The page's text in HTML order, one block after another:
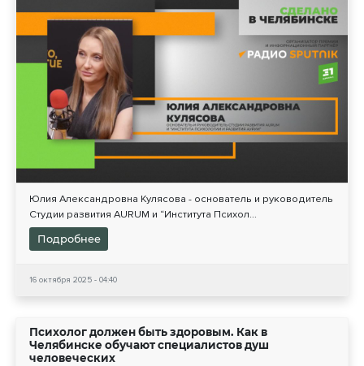
Юлия Александровна Кулясова - основатель и руководитель
Студии развития AURUM и “Института Психол...
Подробнее
16 октября 2025 - 04:40
Психолог должен быть здоровым. Как в
Челябинске обучают специалистов душ
человеческих